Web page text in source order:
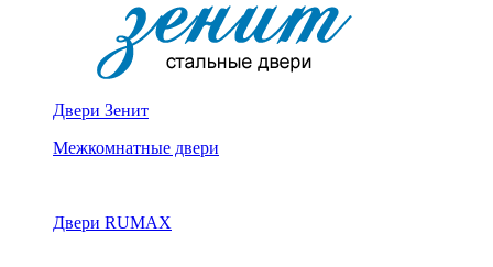
Двери Зенит
Межкомнатные двери
Двери RUMAX